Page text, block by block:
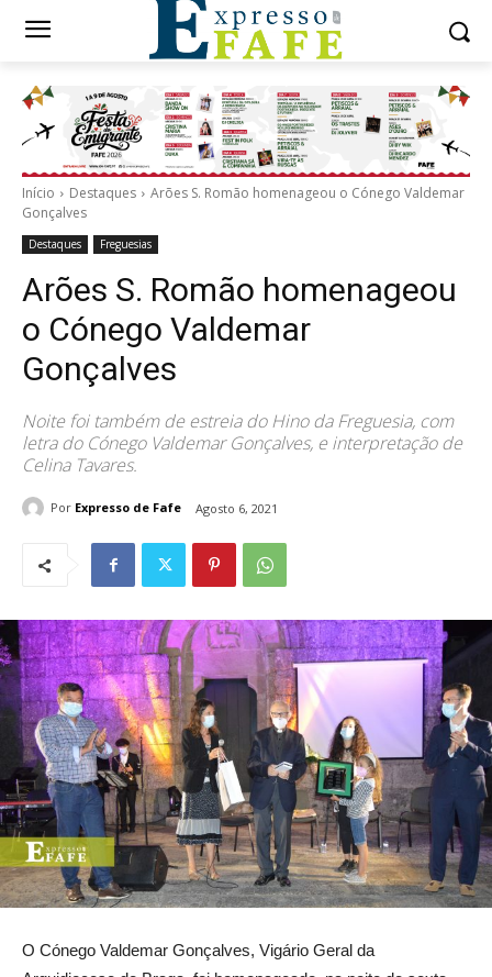
Início Destaques
Arões S. Romão homenageou o Cónego Valdemar
Gonçalves
Destaques Freguesias
Arões S. Romão homenageou
o Cónego Valdemar
Gonçalves
Noite foi também de estreia do Hino da Freguesia, com
letra do Cónego Valdemar Gonçalves, e interpretação de
Celina Tavares.
Por Expresso de Fafe Agosto 6, 2021
O Cónego Valdemar Gonçalves, Vigário Geral da